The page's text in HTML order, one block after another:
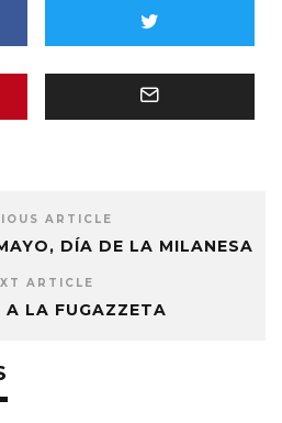
ARTICLE
DÍA DE LA MILANESA
ARTICLE
A LA FUGAZZETA